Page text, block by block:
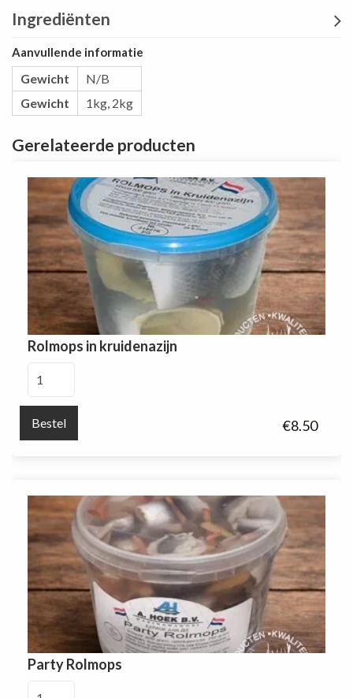
Ingrediënten
Aanvullende informatie
Gewicht
N/B
Gewicht
1kg, 2kg
Gerelateerde producten
Rolmops in kruidenazijn
€8.50
aantal
Bestel
Party Rolmops